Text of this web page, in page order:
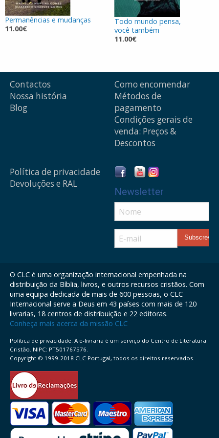
Permanências e mudanças
11.00€
Todo mundo pensa,
você também
11.00€
Contactos
Nossa história
Blog
Como encomendar
Métodos de
pagamento
Condições gerais de
venda: Preços &
Descontos
Política de privacidade
Devoluções e RAL
Newsletter
O CLC é uma organização internacional empenhada na
distribuição da Bíblia, livros, e outros recursos cristãos. Com
uma equipa dedicada de mais de 600 pessoas, o CLC
Internacional serve a Deus em 43 países com mais de 120
livrarias, 18 centros de distribuição e 22 editoras.
Conheça mais acerca da missão CLC
Política de privacidade. A e-livraria é um serviço do Centro de Literatura
Cristão. NIPC: PT501767576.
Copyright © 1999-2018 CLC Portugal, todos os direitos reservados.